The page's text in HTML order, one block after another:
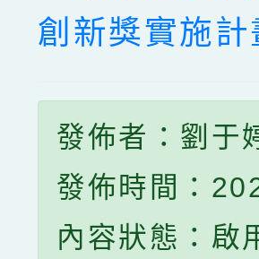
創新獎實施計
發佈者：劉于
發佈時間：
內容狀態：啟